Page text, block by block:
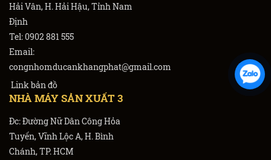
Hải Vân, H. Hải Hậu, Tỉnh Nam
Định
Tel: 0902 881 555
Email:
congnhomducankhangphat@gmail.com
Link bản đồ
NHÀ MÁY SẢN XUẤT 3
Đc: Đường Nữ Dân Công Hỏa
Tuyến, Vĩnh Lộc A, H. Bình
Chánh, TP. HCM